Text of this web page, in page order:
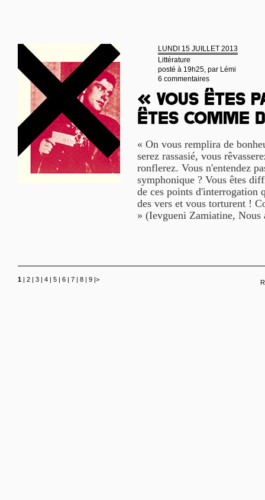
LUNDI 15 JUILLET 2013
Littérature
posté à 19h25, par Lémi
6 commentaires
« Vous êtes
êtes comme
« On vous remplira de
serez rassasié, vous
ronflerez. Vous n'entendez
symphonique ? Vous êtes
de ces points d'interrogation
des vers et vous torturent !
» (Ievgueni Zamiatine, Nous
1 | 2 | 3 | 4 | 5 | 6 | 7 | 8 | 9 |>